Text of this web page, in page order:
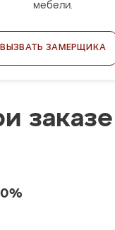
мебели.
ВЫЗВАТЬ ЗАМЕРЩИКА